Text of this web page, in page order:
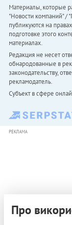
Материалы, которые
"Новости компаний" /
публикуются на
подготовке этого
материалах.
Редакция не несет
обнародованные в
законодательству,
рекламодатель.
Субъект в сфере
РЕКЛАМА
Про